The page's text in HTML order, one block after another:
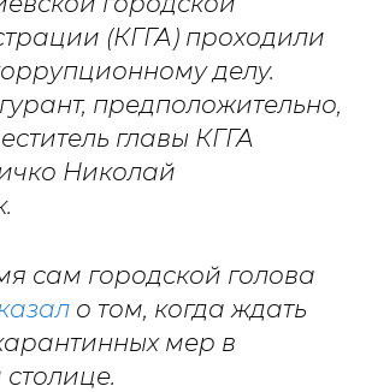
(КГГА) проходили
делу.
предположительно,
главы КГГА
Николай
сам городской голова
о том, когда ждать
мер в